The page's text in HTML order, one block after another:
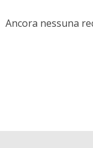
Ancora nessuna